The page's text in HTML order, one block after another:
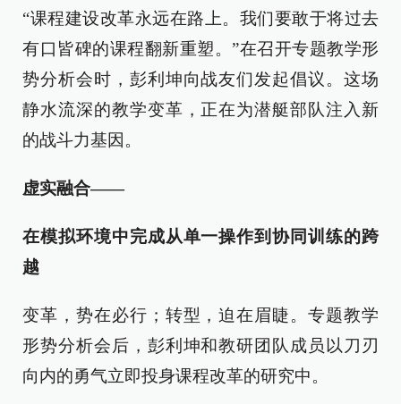
“课程建设改革永远在路上。我们要敢于将过去
有口皆碑的课程翻新重塑。”在召开专题教学形
势分析会时，彭利坤向战友们发起倡议。这场
静水流深的教学变革，正在为潜艇部队注入新
的战斗力基因。
虚实融合——
在模拟环境中完成从单一操作到协同训练的跨
越
变革，势在必行；转型，迫在眉睫。专题教学
形势分析会后，彭利坤和教研团队成员以刀刃
向内的勇气立即投身课程改革的研究中。